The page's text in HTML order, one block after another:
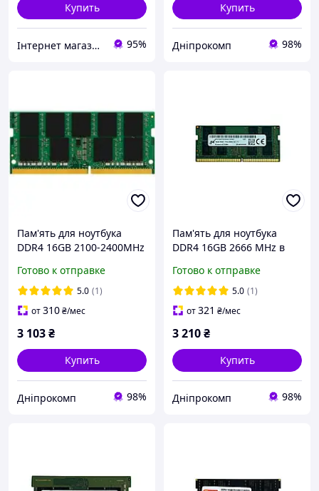
Купить
Інтернет магазин 95%
Купить
Дніпрокомп 98%
Пам'ять для ноутбука
DDR4 16GB 2100-2400MHz
Готово к отправке
5.0 (1)
от310₴/мес
3 103₴
Купить
Дніпрокомп 98%
Пам'ять для ноутбука
DDR4 16GB 2666 MHz в
Готово к отправке
5.0 (1)
от321 ₴/мес
3 210₴
Купить
Дніпрокомп 98%